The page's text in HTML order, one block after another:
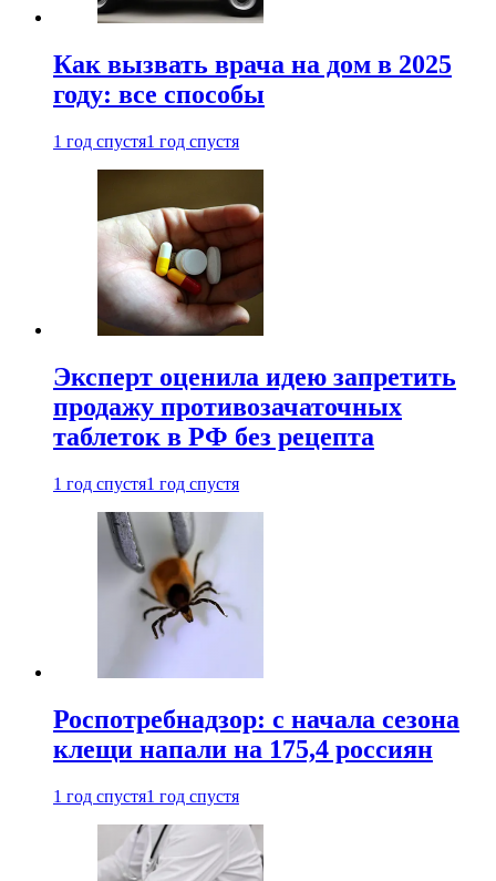
Как вызвать врача на дом в 2025
году: все способы
1 год спустя1 год спустя
Эксперт оценила идею запретить
продажу противозачаточных
таблеток в РФ без рецепта
1 год спустя1 год спустя
Роспотребнадзор: с начала сезона
клещи напали на 175,4 россиян
1 год спустя1 год спустя